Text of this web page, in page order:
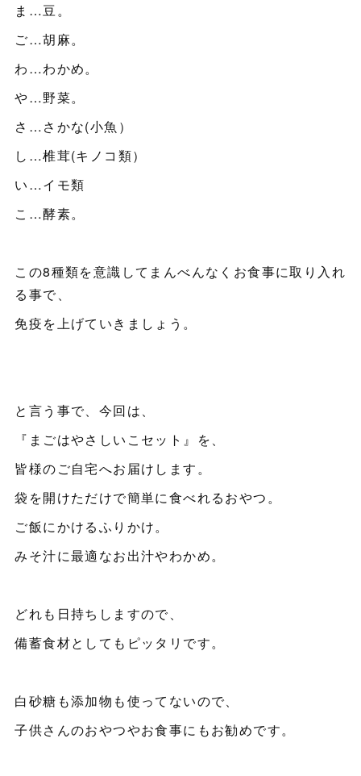
ま…豆。
ご…胡麻。
わ…わかめ。
や…野菜。
さ…さかな(小魚）
し…椎茸(キノコ類）
い…イモ類
こ…酵素。
この8種類を意識してまんべんなくお食事に取り入れ
る事で、
免疫を上げていきましょう。
と言う事で、今回は、
『まごはやさしいこセット』を、
皆様のご自宅へお届けします。
袋を開けただけで簡単に食べれるおやつ。
ご飯にかけるふりかけ。
みそ汁に最適なお出汁やわかめ。
どれも日持ちしますので、
備蓄食材としてもピッタリです。
白砂糖も添加物も使ってないので、
子供さんのおやつやお食事にもお勧めです。